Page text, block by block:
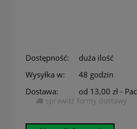
Dostępność:
duża ilość
Wysyłka w:
48 godzin
Dostawa:
od 13,00 zł -
Cena nie zawiera ewentualnych
sprawdź formy dostawy